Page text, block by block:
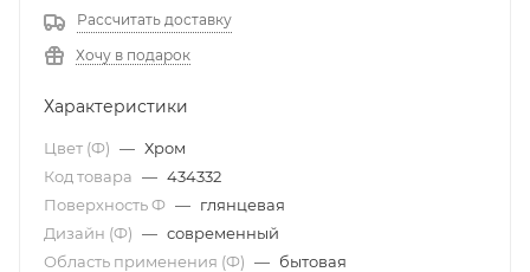
Рассчитать доставку
Хочу в подарок
Характеристики
Цвет (Ф) — Хром
Код товара — 434332
Поверхность Ф — глянцевая
Дизайн (Ф) — современный
Область применения (Ф) — бытовая